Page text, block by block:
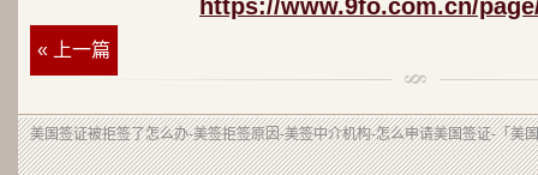
https://www.9fo.com.cn/
« 上一篇
美国签证被拒签了怎么办-美签拒签原因-美签中介机构-怎么申请美国签证-「美